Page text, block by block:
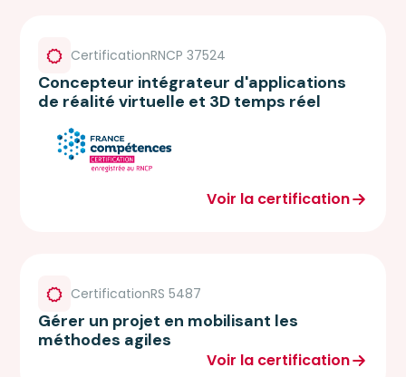
CertificationRNCP 37524
Concepteur intégrateur d'applications
de réalité virtuelle et 3D temps réel
Voir la certification
CertificationRS 5487
Gérer un projet en mobilisant les
méthodes agiles
Voir la certification